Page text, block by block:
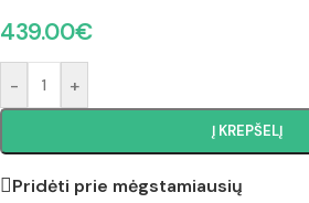
439.00€
- +
Į KREPŠELĮ
Pridėti prie mėgstamiausių